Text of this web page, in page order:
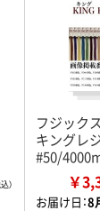
フジック
キングレ
#50/
￥
お届け日：8